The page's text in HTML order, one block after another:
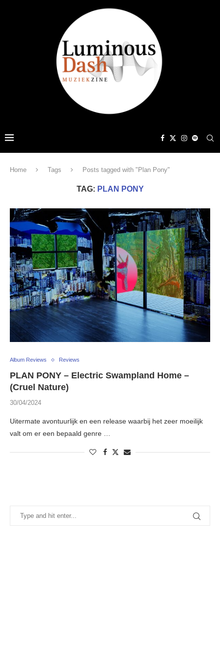
Home Tags Posts tagged with "Plan Pony"
TAG: PLAN PONY
Album Reviews Reviews
PLAN PONY – Electric Swampland Home –
(Cruel Nature)
30/04/2024
Uitermate avontuurlijk en een release waarbij het zeer moeilijk
valt om er een bepaald genre …